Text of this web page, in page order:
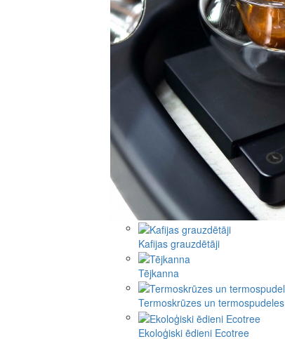
Kafijas grauzdētāji
Tējkanna
Termoskrūzes un termospudeles
Ekoloģiski ēdieni Ecotree